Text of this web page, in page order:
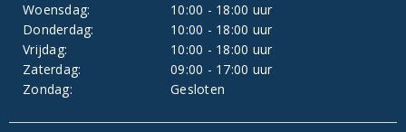
Woensdag:
10:00 - 18:00 uur
Donderdag:
10:00 - 18:00 uur
Vrijdag:
10:00 - 18:00 uur
Zaterdag:
09:00 - 17:00 uur
Zondag:
Gesloten